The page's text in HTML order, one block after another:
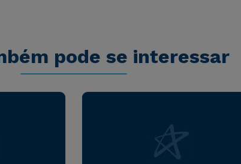
pode se interessar